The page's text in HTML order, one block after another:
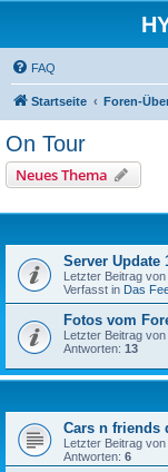
FAQ
Startseite Foren-
On Tour
Neues Thema
Server Update
Letzter Beitrag von
Verfasst in Das
Fotos vom
Letzter Beitrag von
Antworten: 13
Cars n friends
Letzter Beitrag von
Antworten: 6